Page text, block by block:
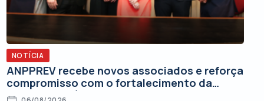
NOTÍCIA
ANPPREV recebe novos associados e reforça
compromisso com o fortalecimento da
Advocacia Pública Federal